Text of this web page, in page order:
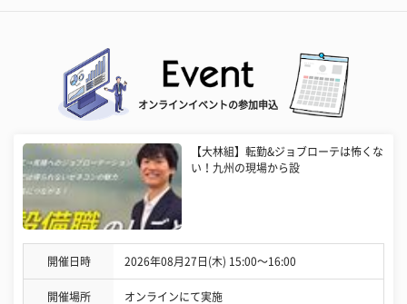
オンラインイベントの参加申込
【大林組】転勤&ジョブローテは怖くな
い！九州の現場から設
開催日時 2026年08月27日(木) 15:00〜16:00
開催場所 オンラインにて実施